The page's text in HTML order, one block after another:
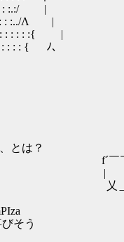
: : :.:/ |
: : :../Λ |
: : : : :{ |
: : { ﾉ、
？
￣￣￣
お楽し
＿＿
びそう